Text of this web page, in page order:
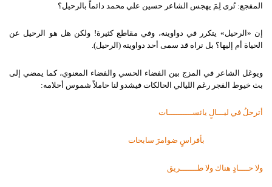
المفجع: تُرى لِمَ يهجس الشاعر حسين علي محمد دائماً بالرحيل؟
إن «الرحيل» يتكرر في دواوينه، وفي مقاطع كثيرة! ولكن هل هو الرحيل عن
الحياة أم إليها؟ بل نراه قد سمى أحد دواوينه (الرحيل).
ويوغل الشاعر في المزج بين الفضاء الحسي والفضاء المعنوي، كما يمضي إلى
بث خيوط الفجر رغم الليالي الحالكات فيشدو لنا حاملاً شموس أحلامه:
أترحلُ في ليـــالٍ يائســــــــــات
بأفراسٍ ضوامرَ سابحات
ولا حــــادٍ هناك ولا طـــــــريق